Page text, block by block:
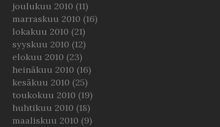
joulukuu 2010 (11)
marraskuu 2010 (16)
lokakuu 2010 (21)
syyskuu 2010 (12)
elokuu 2010 (23)
heinäkuu 2010 (16)
kesäkuu 2010 (25)
toukokuu 2010 (19)
huhtikuu 2010 (18)
maaliskuu 2010 (9)